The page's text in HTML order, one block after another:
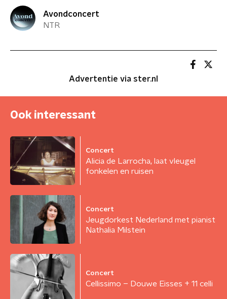
Avondconcert
NTR
Advertentie via ster.nl
Ook interessant
Concert
Alicia de Larrocha, laat vleugel
fonkelen en ruisen
Concert
Jeugdorkest Nederland met pianist
Nathalia Milstein
Concert
Cellissimo – Douwe Eisses + 11 celli